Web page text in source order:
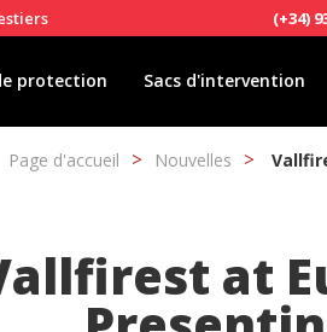
(+34)
protection Sacs d'intervention
Page d'accueil Nouvelles
at